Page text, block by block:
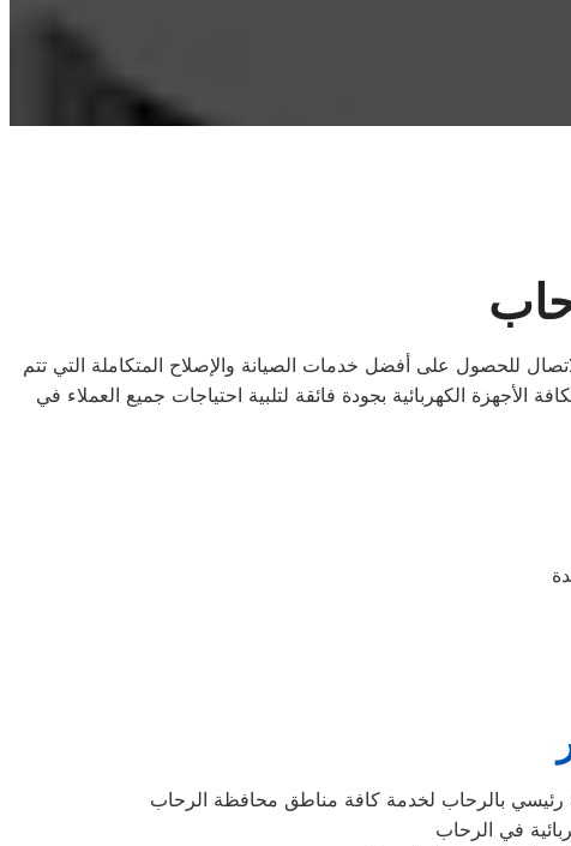
للحصول على أفضل خدمات الصيانة والإصلاح المتكاملة التي تتم
الكهربائية بجودة فائقة لتلبية احتياجات جميع العملاء في
بالرحاب لخدمة كافة مناطق محافظة الرحاب
في الرحاب